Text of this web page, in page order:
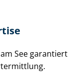
See garantiert